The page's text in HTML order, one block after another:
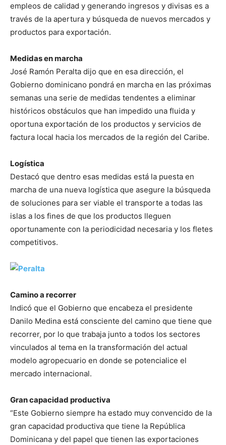
empleos de calidad y generando ingresos y divisas es a
través de la apertura y búsqueda de nuevos mercados y
productos para exportación.
Medidas en marcha
José Ramón Peralta dijo que en esa dirección, el
Gobierno dominicano pondrá en marcha en las próximas
semanas una serie de medidas tendentes a eliminar
históricos obstáculos que han impedido una fluida y
oportuna exportación de los productos y servicios de
factura local hacia los mercados de la región del Caribe.
Logística
Destacó que dentro esas medidas está la puesta en
marcha de una nueva logística que asegure la búsqueda
de soluciones para ser viable el transporte a todas las
islas a los fines de que los productos lleguen
oportunamente con la periodicidad necesaria y los fletes
competitivos.
Camino a recorrer
Indicó que el Gobierno que encabeza el presidente
Danilo Medina está consciente del camino que tiene que
recorrer, por lo que trabaja junto a todos los sectores
vinculados al tema en la transformación del actual
modelo agropecuario en donde se potencialice el
mercado internacional.
Gran capacidad productiva
“Este Gobierno siempre ha estado muy convencido de la
gran capacidad productiva que tiene la República
Dominicana y del papel que tienen las exportaciones